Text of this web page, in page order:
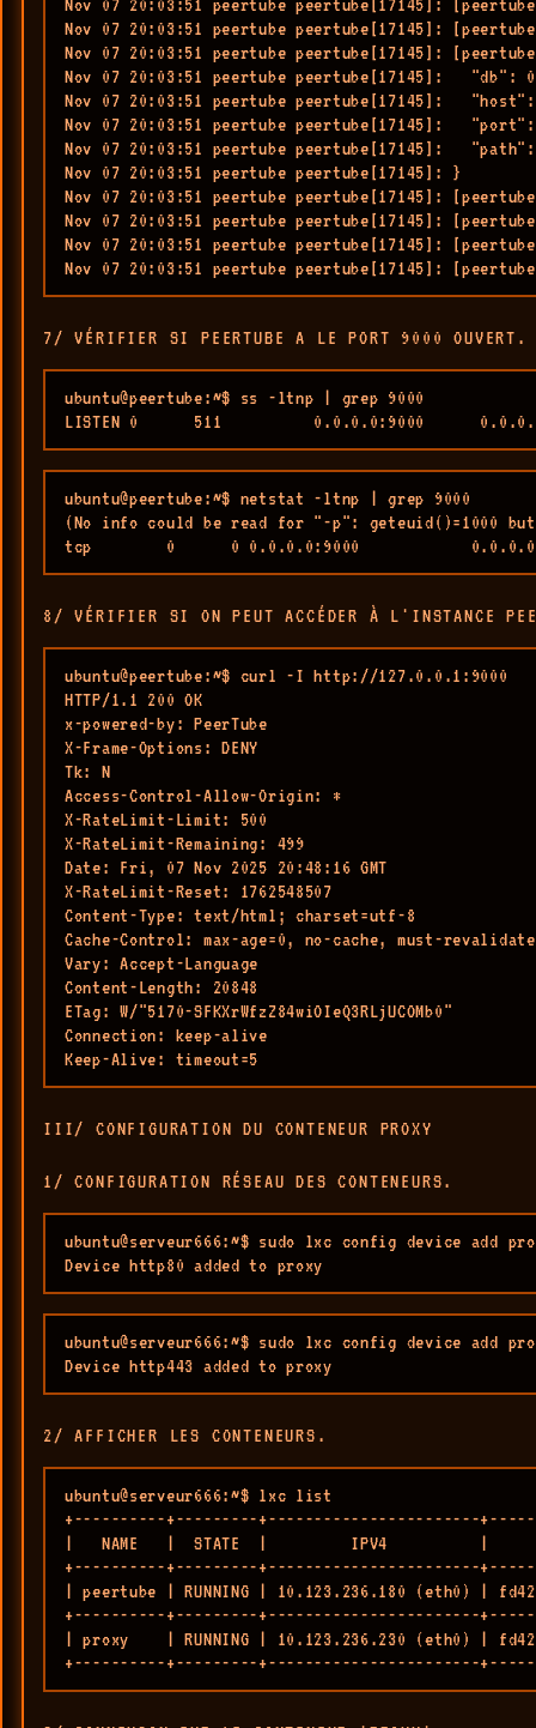
Nov 07 20:03:51 peertube peertube[17145]:
Nov 07 20:03:51 peertube peertube[17145]:
Nov 07 20:03:51 peertube peertube[17145]:
Nov 07 20:03:51 peertube peertube[17145]:   "db":
Nov 07 20:03:51 peertube peertube[17145]:
Nov 07 20:03:51 peertube peertube[17145]:
Nov 07 20:03:51 peertube peertube[17145]:
Nov 07 20:03:51 peertube peertube[17145]: }
Nov 07 20:03:51 peertube peertube[17145]:
Nov 07 20:03:51 peertube peertube[17145]:
Nov 07 20:03:51 peertube peertube[17145]:
Nov 07 20:03:51 peertube peertube[17145]:
7/ VÉRIFIER SI PEERTUBE A LE PORT 9000 OUVERT.
ubuntu@peertube:~$ ss -ltnp | grep 9000
LISTEN 0      511          0.0.0.0:9000
ubuntu@peertube:~$ netstat -ltnp | grep 9000
(No info could be read for "-p": geteuid()=1000
tcp        0      0 0.0.0.0:9000
8/ VÉRIFIER SI ON PEUT ACCÉDER À L'INSTANCE
ubuntu@peertube:~$ curl -I http://127.0.0.1:9000
HTTP/1.1 200 OK
x-powered-by: PeerTube
X-Frame-Options: DENY
Tk: N
Access-Control-Allow-Origin: *
X-RateLimit-Limit: 500
X-RateLimit-Remaining: 499
Date: Fri, 07 Nov 2025 20:48:16 GMT
X-RateLimit-Reset: 1762548507
Content-Type: text/html; charset=utf-8
Cache-Control: max-age=0, no-cache, must-revalidate
Vary: Accept-Language
Content-Length: 20848
ETag: W/"5170-SFKXrWfzZ84wiOIeQ3RLjUCOMb0"
Connection: keep-alive
Keep-Alive: timeout=5
III/ CONFIGURATION DU CONTENEUR PROXY
1/ CONFIGURATION RÉSEAU DES CONTENEURS.
ubuntu@serveur666:~$ sudo lxc config device add
Device http80 added to proxy
ubuntu@serveur666:~$ sudo lxc config device add
Device http443 added to proxy
2/ AFFICHER LES CONTENEURS.
ubuntu@serveur666:~$ lxc list
+----------+---------+-----------------------
|   NAME   |  STATE  |         IPV4          |
+----------+---------+-----------------------
| peertube | RUNNING | 10.123.236.180 (eth0) |
+----------+---------+-----------------------
| proxy    | RUNNING | 10.123.236.230 (eth0) |
+----------+---------+-----------------------